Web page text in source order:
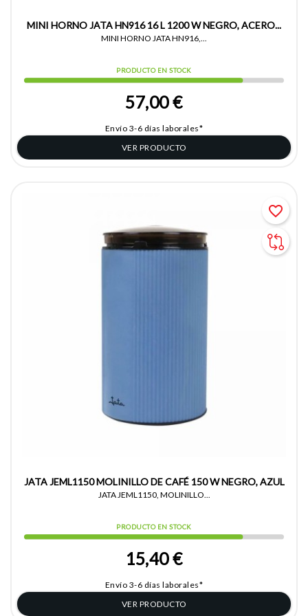
MINI HORNO JATA HN916 16 L 1200 W NEGRO, ACERO...
MINI HORNO JATA HN916,...
PRODUCTO EN STOCK
57,00 €
Envío 3-6 días laborales*
VER PRODUCTO
JATA JEML1150 MOLINILLO DE CAFÉ 150 W NEGRO, AZUL
JATA JEML1150, MOLINILLO...
PRODUCTO EN STOCK
15,40 €
Envío 3-6 días laborales*
VER PRODUCTO
favorite_border